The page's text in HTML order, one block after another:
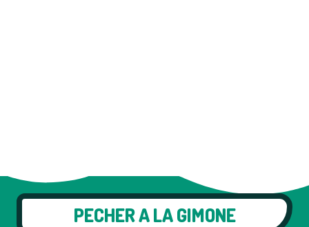
PECHER A LA GIMONE